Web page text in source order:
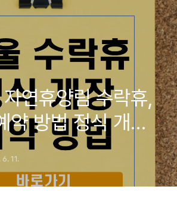
연휴양림 수락휴,
약 방법 정식 개장
11.